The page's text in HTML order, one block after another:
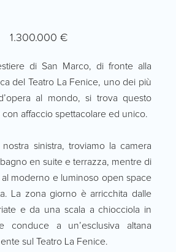
1.300.000 €
di San Marco, di fronte alla
del Teatro La Fenice, uno dei più
al mondo, si trova questo
affaccio spettacolare ed unico.
nostra sinistra, troviamo la camera
en suite e terrazza, mentre di
moderno e luminoso open space
La zona giorno è arricchita dalle
e da una scala a chiocciola in
conduce a un’esclusiva altana
sul Teatro La Fenice.